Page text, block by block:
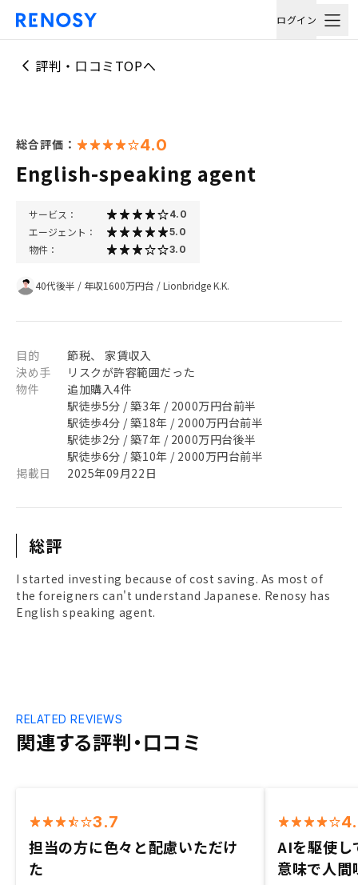
ログイン
評判・口コミTOPへ
総合評価： 4.0
English-speaking agent
サービス： 4.0
エージェント： 5.0
物件： 3.0
40代後半 / 年収1600万円台 /Lionbridge K.K.
目的
節税、 家賃収入
決め手
リスクが許容範囲だった
物件
追加購入4件
駅徒歩5分 / 築3年 / 2000万円台前半
駅徒歩4分 / 築18年 / 2000万円台前半
駅徒歩2分 / 築7年 / 2000万円台後半
駅徒歩6分 / 築10年 / 2000万円台前半
掲載日
2025年09月22日
総評
I started investing because of cost saving. As most of
the foreigners can't understand Japanese. Renosy has
English speaking agent.
関連する評判・口コミ
RELATED REVIEWS
3.7
担当の方に色々と配慮いただけ
た
AIを駆使し
意味で人間